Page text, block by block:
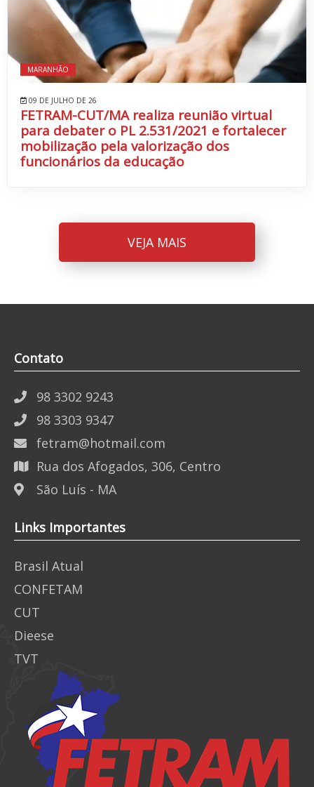
MARANHÃO
09 DE JULHO DE 26
FETRAM-CUT/MA realiza reunião virtual
para debater o PL 2.531/2021 e fortalecer
mobilização pela valorização dos
funcionários da educação
VEJA MAIS
Contato
98 3302 9243
98 3303 9347
fetram@hotmail.com
Rua dos Afogados, 306, Centro
São Luís - MA
Links Importantes
Brasil Atual
CONFETAM
CUT
Dieese
TVT